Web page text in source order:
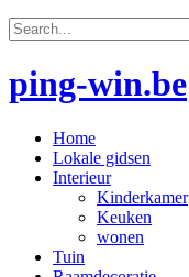
ping-win.be
Home
Lokale gidsen
Interieur
Kinderkamer
Keuken
wonen
Tuin